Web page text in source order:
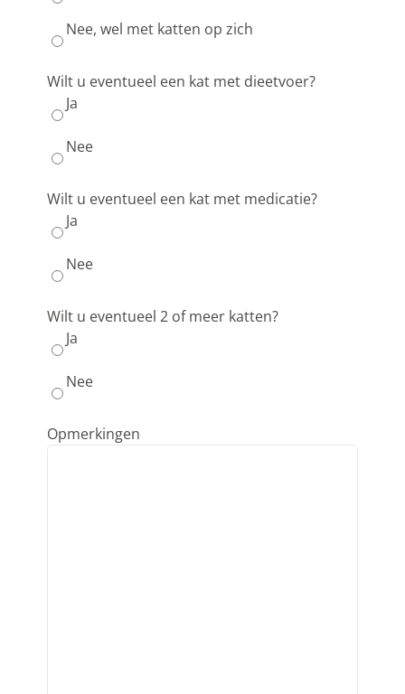
Nee, wel met katten op zich
Wilt u eventueel een kat met dieetvoer?
Ja
Nee
Wilt u eventueel een kat met medicatie?
Ja
Nee
Wilt u eventueel 2 of meer katten?
Ja
Nee
Opmerkingen